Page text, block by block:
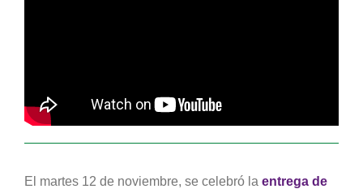
El martes 12 de noviembre, se celebró la entrega de